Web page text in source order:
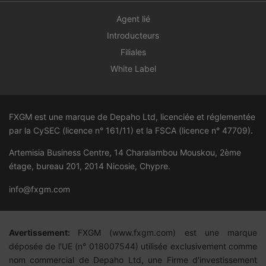
Agent lié
Introducteurs
Filiales
White Label
FXGM est une marque de Depaho Ltd, licenciée et réglementée
par la CySEC (licence n° 161/11) et la FSCA (licence n° 47709).
Artemisia Business Centre, 14 Charalambou Mouskou, 2ème
étage, bureau 201, 2014 Nicosie, Chypre.
info@fxgm.com
Avertissement: FXGM (www.fxgm.com) est une marque
déposée de l'UE (n° 018007544) utilisée exclusivement comme
nom commercial de Depaho Ltd, une Firme d'investissement